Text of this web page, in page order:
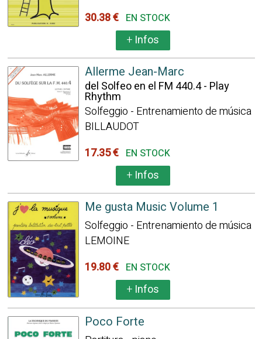
30.38 € EN STOCK
+Infos
Allerme Jean-Marc
del Solfeo en el FM 440.4 - Play
Rhythm
Solfeggio - Entrenamiento de música
BILLAUDOT
17.35 € EN STOCK
+Infos
Me gusta Music Volume 1
Solfeggio - Entrenamiento de música
LEMOINE
19.80 € EN STOCK
+Infos
Poco Forte